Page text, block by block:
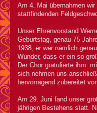
Am 4. Mai übernahmen
stattfindenden
Unser Ehrenvorstand
Geburtstag, genau 75
1938, er war nämlich
Wunder, dass er ein so
Der Chor gratulierte ihm
sich nehmen uns
hervorragend zubereitet
Am 29. Juni fand unser
jährigen Bestehens statt.